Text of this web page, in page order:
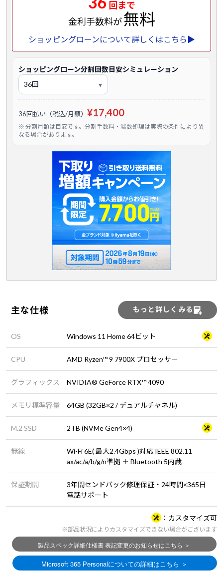
回まで
金利手数料が無料
ショッピングローンについて詳しくはこちら▶
ショッピングローン分割回数目安シミュレーション
36回払い（税込/月額） ¥17,400
※ 分割月額は目安です。分割手数料・端数処理は実際の条件により異
なる場合があります。
主な仕様 もっと詳しくみる
OS Windows 11 Home 64ビット
CPU AMD Ryzen™ 9 7900X プロセッサー
グラフィックス NVIDIA® GeForce RTX™ 4090
メモリ標準容量 64GB (32GB×2 / デュアルチャネル)
M.2 SSD 2TB (NVMe Gen4×4)
無線
Wi-Fi 6E( 最大2.4Gbps )対応 IEEE 802.11
ax/ac/a/b/g/n準拠 ＋ Bluetooth 5内蔵
保証期間
3年間センドバック修理保証・24時間×365日
電話サポート
カスタマイズ可
※部品状況によりカスタマイズできない場合がございます